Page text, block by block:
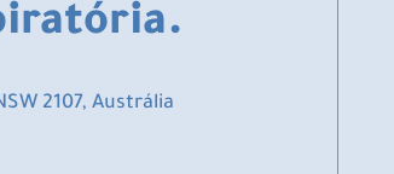
2107, Austrália